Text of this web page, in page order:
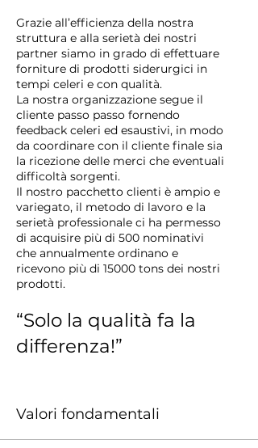
Grazie all’efficienza della nostra
struttura e alla serietà dei nostri
partner siamo in grado di effettuare
forniture di prodotti siderurgici in
tempi celeri e con qualità.
La nostra organizzazione segue il
cliente passo passo fornendo
feedback celeri ed esaustivi, in modo
da coordinare con il cliente finale sia
la ricezione delle merci che eventuali
difficoltà sorgenti.
Il nostro pacchetto clienti è ampio e
variegato, il metodo di lavoro e la
serietà professionale ci ha permesso
di acquisire più di 500 nominativi
che annualmente ordinano e
ricevono più di 15000 tons dei nostri
prodotti.
“Solo la qualità fa la
differenza!”
Valori fondamentali